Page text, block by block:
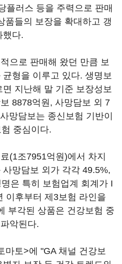
러스 등을 주력으로 판매
품들의 보장을 확대하고 갱
했다.
으로 판매해 왔던 만큼 보
형을 이루고 있다. 생명보
지난해 말 기준 보장성보
8878억원, 사망담보 외 7
망담보는 종신보험 기반이
중심이다.
(1조7951억원)에서 차지
망담보 외가 각각 49.5%,
은 특히 보험업계 회계가 I
이후부터 제3보험 라인을
부각된 상품은 건강보험 중
악된다.
마토>에 "GA 채널 건강보